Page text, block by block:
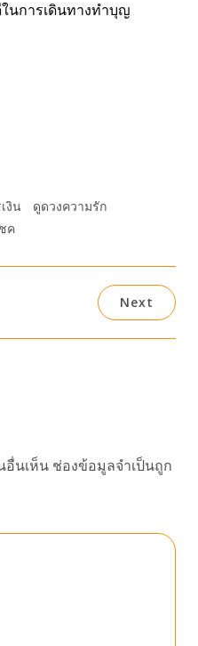
นการเดินทางทำบุญ
งิน
ดูดวงความรัก
ค
Next
อื่นเห็น ช่องข้อมูลจำเป็นถูก